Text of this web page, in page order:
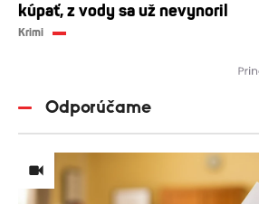
kúpať, z vody sa už nevynoril
Krimi
Odporúčame